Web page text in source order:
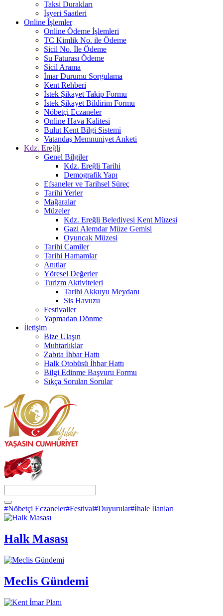
Taksi Durakları
İşyeri Saatleri
Online İşlemler
Online Ödeme İşlemleri
TC Kimlik No. ile Ödeme
Sicil No. İle Ödeme
Su Faturası Ödeme
Sicil Arama
İmar Durumu Sorgulama
Kent Rehberi
İstek Şikayet Takip Formu
İstek Şikayet Bildirim Formu
Nöbetçi Eczaneler
Online Hava Kalitesi
Bulut Kent Bilgi Sistemi
Vatandaş Memnuniyet Anketi
Kdz. Ereğli
Genel Bilgiler
Kdz. Ereğli Tarihi
Demografik Yapı
Efsaneler ve Tarihsel Süreç
Tarihi Yerler
Mağaralar
Müzeler
Kdz. Ereğli Belediyesi Kent Müzesi
Gazi Alemdar Müze Gemisi
Oyuncak Müzesi
Tarihi Camiler
Tarihi Hamamlar
Anıtlar
Yöresel Değerler
Turizm Aktiviteleri
Tarihi Akkuyu Meydanı
Sis Havuzu
Festivaller
Yapmadan Dönme
İletişim
Bize Ulaşın
Muhtarlıklar
Zabıta İhbar Hattı
Halk Otobüsü İhbar Hattı
Bilgi Edinme Başvuru Formu
Sıkça Sorulan Sorular
#Nöbetçi Eczaneler#Festival#Duyurular#İhale İlanları
Halk Masası
Meclis Gündemi